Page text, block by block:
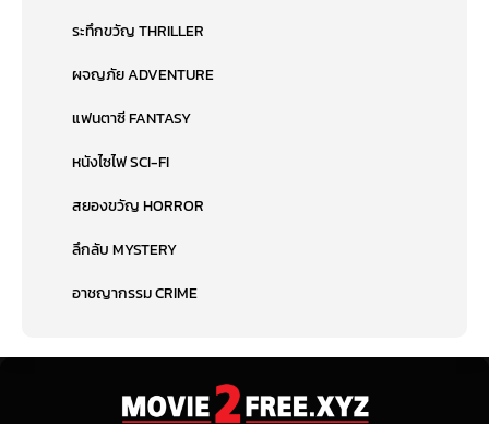
ระทึกขวัญ THRILLER
ผจญภัย ADVENTURE
แฟนตาซี FANTASY
หนังไซไฟ SCI-FI
สยองขวัญ HORROR
ลึกลับ MYSTERY
อาชญากรรม CRIME